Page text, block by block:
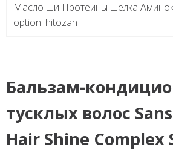
Масло ши Протеины шелка
option_hitozan
Бальзам-
тусклых волос
Hair Shine Complex